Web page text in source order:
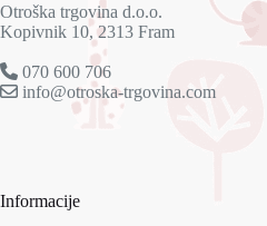
Otroška trgovina d.o.o.
Kopivnik 10, 2313 Fram
070 600 706
info@otroska-trgovina.com
Informacije